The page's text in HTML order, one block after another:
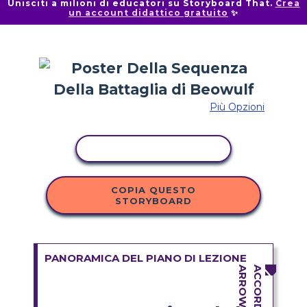
Unisciti a milioni di educatori su Storyboard That. Crea
un account didattico gratuito ✨
Più Opzioni
COPIA QUESTO
STORYBOARD
PANORAMICA DEL PIANO DI LEZIONE